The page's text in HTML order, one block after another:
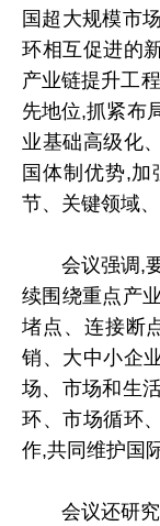
国超大规模市
环相互促进的
产业链提升工
先地位,抓紧布
业基础高级化
国体制优势,
节、关键领域
会议强调,
续围绕重点产
堵点、连接断
销、大中小企
场、市场和生
环、市场循环
作,共同维护国
会议还研